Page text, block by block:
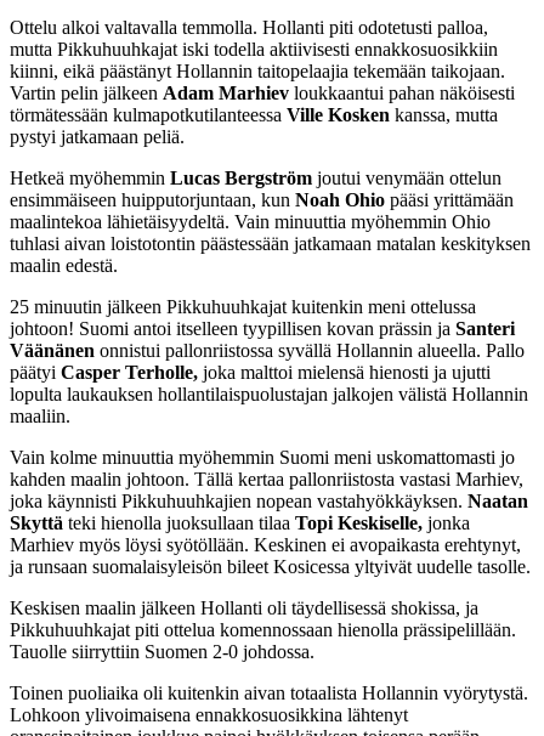
Ottelu alkoi valtavalla temmolla. Hollanti piti odotetusti palloa,
mutta Pikkuhuuhkajat iski todella aktiivisesti ennakkosuosikkiin
kiinni, eikä päästänyt Hollannin taitopelaajia tekemään taikojaan.
Vartin pelin jälkeen Adam Marhiev loukkaantui pahan näköisesti
törmätessään kulmapotkutilanteessa Ville Kosken kanssa, mutta
pystyi jatkamaan peliä.
Hetkeä myöhemmin Lucas Bergström joutui venymään ottelun
ensimmäiseen huipputorjuntaan, kun Noah Ohio pääsi yrittämään
maalintekoa lähietäisyydeltä. Vain minuuttia myöhemmin Ohio
tuhlasi aivan loistotontin päästessään jatkamaan matalan keskityksen
maalin edestä.
25 minuutin jälkeen Pikkuhuuhkajat kuitenkin meni ottelussa
johtoon! Suomi antoi itselleen tyypillisen kovan prässin ja Santeri
Väänänen onnistui pallonriistossa syvällä Hollannin alueella. Pallo
päätyi Casper Terholle, joka malttoi mielensä hienosti ja ujutti
lopulta laukauksen hollantilaispuolustajan jalkojen välistä Hollannin
maaliin.
Vain kolme minuuttia myöhemmin Suomi meni uskomattomasti jo
kahden maalin johtoon. Tällä kertaa pallonriistosta vastasi Marhiev,
joka käynnisti Pikkuhuuhkajien nopean vastahyökkäyksen. Naatan
Skyttä teki hienolla juoksullaan tilaa Topi Keskiselle, jonka
Marhiev myös löysi syötöllään. Keskinen ei avopaikasta erehtynyt,
ja runsaan suomalaisyleisön bileet Kosicessa yltyivät uudelle tasolle.
Keskisen maalin jälkeen Hollanti oli täydellisessä shokissa, ja
Pikkuhuuhkajat piti ottelua komennossaan hienolla prässipelillään.
Tauolle siirryttiin Suomen 2-0 johdossa.
Toinen puoliaika oli kuitenkin aivan totaalista Hollannin vyörytystä.
Lohkoon ylivoimaisena ennakkosuosikkina lähtenyt